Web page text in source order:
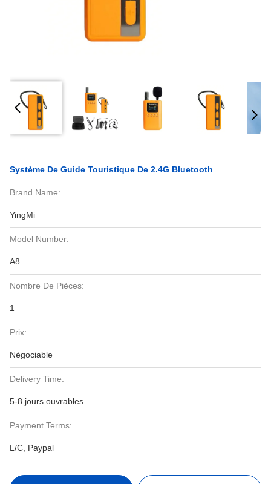
Système De Guide Touristique De 2.4G Bluetooth
Brand Name:
YingMi
Model Number:
A8
Nombre De Pièces:
1
Prix:
Négociable
Delivery Time:
5-8 jours ouvrables
Payment Terms:
L/C, Paypal